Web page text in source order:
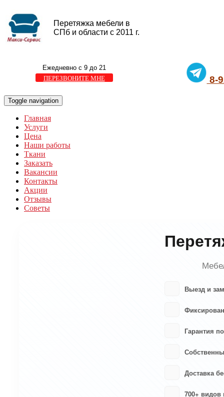
Перетяжка мебели в
СПб и области с 2011 г.
Ежедневно с 9 до 21
ПЕРЕЗВОНИТЕ МНЕ
8-
Toggle navigation
Главная
Услуги
Цена
Наши работы
Ткани
Заказать
Вакансии
Контакты
Акции
Отзывы
Советы
Выезд и
Гарантия
Доставка
700+ видов